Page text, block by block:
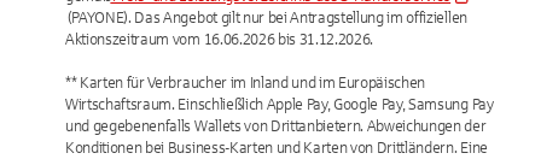
(PAYONE). Das Angebot gilt nur bei Antragstellung im offiziellen
Aktionszeitraum vom 16.06.2026 bis 31.12.2026.
** Karten für Verbraucher im Inland und im Europäischen
Wirtschaftsraum. Einschließlich Apple Pay, Google Pay, Samsung Pay
und gegebenenfalls Wallets von Drittanbietern. Abweichungen der
Konditionen bei Business-Karten und Karten von Drittländern. Eine